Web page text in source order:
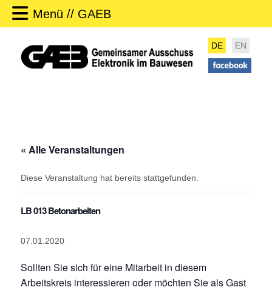
Menü // GAEB
DE EN
« Alle Veranstaltungen
Diese Veranstaltung hat bereits stattgefunden.
LB 013 Betonarbeiten
07.01.2020
Sollten Sie sich für eine Mitarbeit in diesem
Arbeitskreis interessieren oder möchten Sie als Gast